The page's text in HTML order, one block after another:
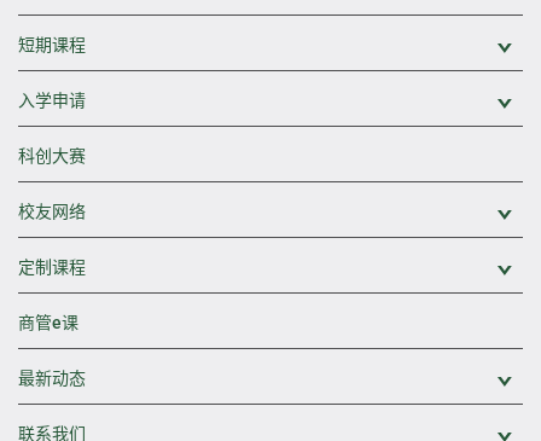
短期课程
入学申请
科创大赛
校友网络
定制课程
商管e课
最新动态
联系我们